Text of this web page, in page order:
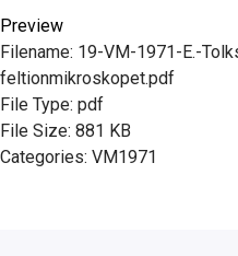
Preview
Filename: 19-VM-1971-E.-
feltionmikroskopet.pdf
File Type: pdf
File Size: 881 KB
Categories: VM1971